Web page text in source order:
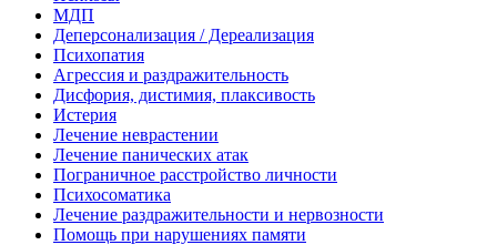
МДП
Деперсонализация / Дереализация
Психопатия
Агрессия и раздражительность
Дисфория, дистимия, плаксивость
Истерия
Лечение неврастении
Лечение панических атак
Пограничное расстройство личности
Психосоматика
Лечение раздражительности и нервозности
Помощь при нарушениях памяти